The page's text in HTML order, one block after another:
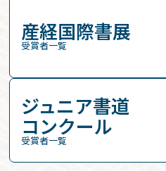
産経国際書展
受賞者一覧
ジュニア書道
コンクール
受賞者一覧